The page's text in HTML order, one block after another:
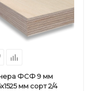
ФСФ 9 мм
мм сорт 2/4